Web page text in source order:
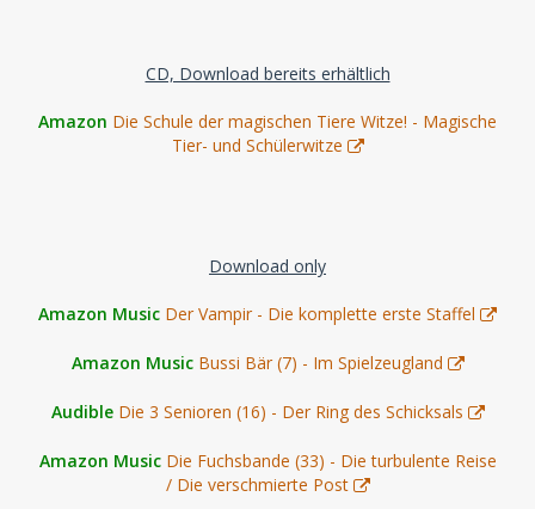
CD, Download bereits erhältlich
Amazon Die Schule der magischen Tiere Witze! - Magische
Tier- und Schülerwitze
Download only
Amazon Music Der Vampir - Die komplette erste Staffel
Amazon Music Bussi Bär (7) - Im Spielzeugland
Audible Die 3 Senioren (16) - Der Ring des Schicksals
Amazon Music Die Fuchsbande (33) - Die turbulente Reise
/ Die verschmierte Post